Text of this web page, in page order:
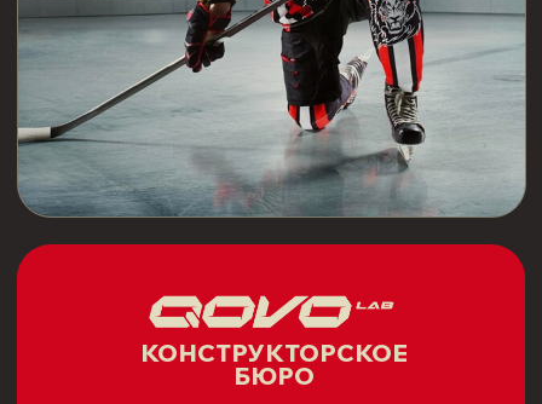
ОГРНИП:305370225200040
Свидетельство:№ 37000309814
от 09.09.05г.
ИП ЧЕСНОКОВ АЛЕКСЕЙ
ВЛАДИМИРОВИЧ
153008, г.Иваново, ул. Поэта
Майорова, 6/7
Все права защищены
Создание сайта - Иллюминатор
Политика в отношении обработки
персональных данных
Согласие на использование cookie-файлов